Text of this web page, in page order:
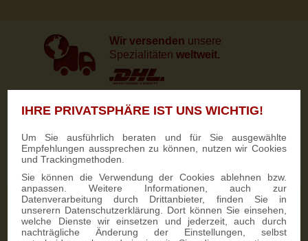
IHRE PRIVATSPHÄRE IST UNS WICHTIG!
Um Sie ausführlich beraten und für Sie ausgewählte
Empfehlungen aussprechen zu können, nutzen wir Cookies
und Trackingmethoden.
Sie können die Verwendung der Cookies ablehnen bzw.
anpassen. Weitere Informationen, auch zur
Datenverarbeitung durch Drittanbieter, finden Sie in
unserern Datenschutzerklärung. Dort können Sie einsehen,
welche Dienste wir einsetzen und jederzeit, auch durch
nachträgliche Änderung der Einstellungen, selbst
Wir versenden unsere
Spezialitäten weltweit.
Unsere
NEWSLETTER-ANMELDUNG
SIGN UP